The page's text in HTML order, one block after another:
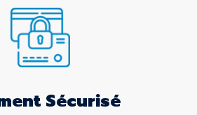
Sécurisé